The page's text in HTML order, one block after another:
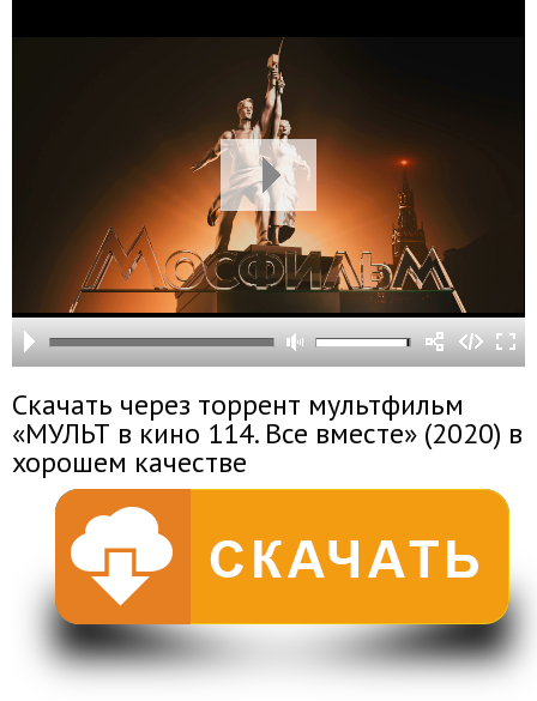
Скачать через торрент мультфильм
«МУЛЬТ в кино 114. Все вместе» (2020) в
хорошем качестве